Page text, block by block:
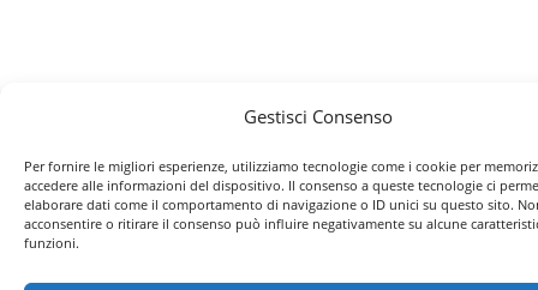
Gestisci Consenso
Per fornire le migliori esperienze, utilizziamo tecnologie come i cookie per
accedere alle informazioni del dispositivo. Il consenso a queste tecnologie ci
elaborare dati come il comportamento di navigazione o ID unici su questo sito.
acconsentire o ritirare il consenso può influire negativamente su alcune
funzioni.